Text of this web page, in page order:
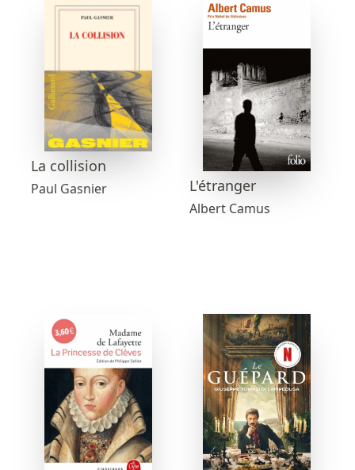
La collision
Paul Gasnier L'étranger
Albert Camus